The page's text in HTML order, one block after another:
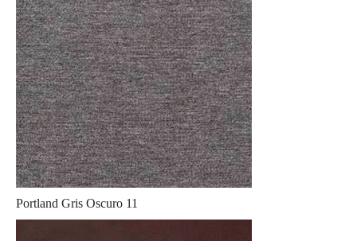
Portland Gris Oscuro 11